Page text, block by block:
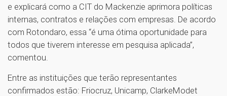
e explicará como a CIT do Mackenzie aprimora políticas
internas, contratos e relações com empresas. De acordo
com Rotondaro, essa “é uma ótima oportunidade para
todos que tiverem interesse em pesquisa aplicada”,
comentou.
Entre as instituições que terão representantes
confirmados estão: Friocruz, Unicamp, ClarkeModet